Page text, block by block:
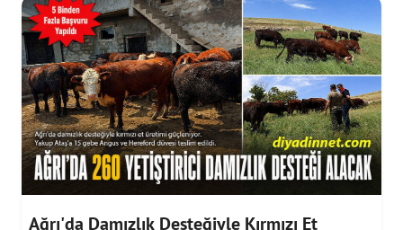
Ağrı'da Damızlık Desteğiyle Kırmızı Et